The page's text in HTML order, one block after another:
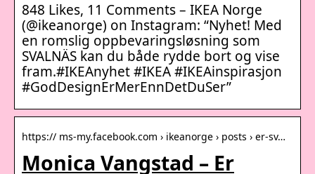
848 Likes, 11 Comments – IKEA Norge
(@ikeanorge) on Instagram: “Nyhet! Med
en romslig oppbevaringsløsning som
SVALNÄS kan du både rydde bort og vise
fram.#IKEAnyhet #IKEA #IKEAinspirasjon
#GodDesignErMerEnnDetDuSer”
https:// ms-my.facebook.com › ikeanorge › posts › er-sv…
Monica Vangstad – Er